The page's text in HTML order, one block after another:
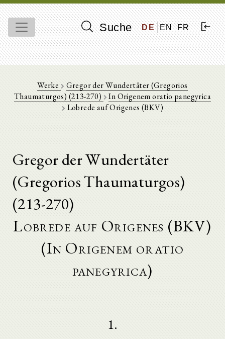
Suche DE EN FR
Werke
Gregor der Wundertäter (Gregorios
Thaumaturgos) (213-270)
In Origenem oratio panegyrica
Lobrede auf Origenes (BKV)
Gregor der Wundertäter
(Gregorios Thaumaturgos)
(213-270)
Lobrede auf Origenes (BKV)
(In Origenem oratio
panegyrica)
1.